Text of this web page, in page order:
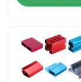
CNCのアル